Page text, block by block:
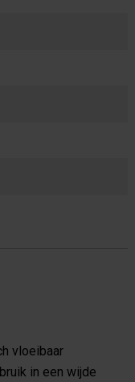
vloeibaar
in een wijde